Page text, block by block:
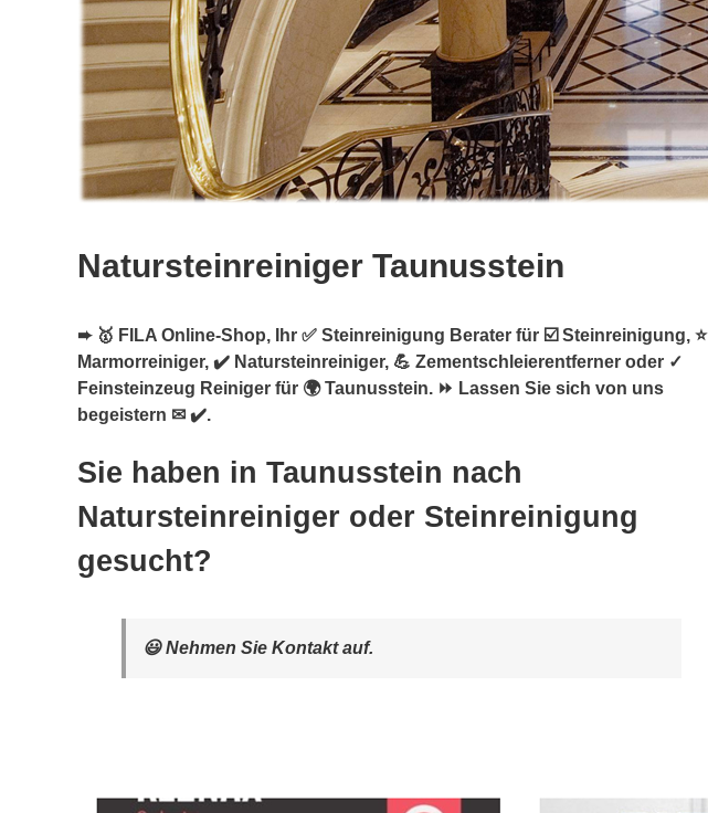
Natursteinreiniger Taunusstein
➨ 🥇 FILA Online-Shop, Ihr ✅ Steinreinigung Berater für ☑️ Steinreinigung, ⭐
Marmorreiniger, ✔️ Natursteinreiniger, 💪 Zementschleierentferner oder ✓
Feinsteinzeug Reiniger für 🌍 Taunusstein. ⏩ Lassen Sie sich von uns
begeistern ✉ ✔️.
Sie haben in Taunusstein nach
Natursteinreiniger oder Steinreinigung
gesucht?
😃 Nehmen Sie Kontakt auf.